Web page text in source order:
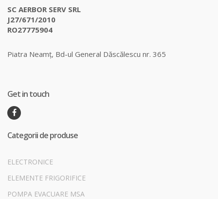
SC AERBOR SERV SRL
J27/671/2010
RO27775904
Piatra Neamț, Bd-ul General Dăscălescu nr. 365
Get in touch
Categorii de produse
ELECTRONICE
ELEMENTE FRIGORIFICE
POMPA EVACUARE MSA